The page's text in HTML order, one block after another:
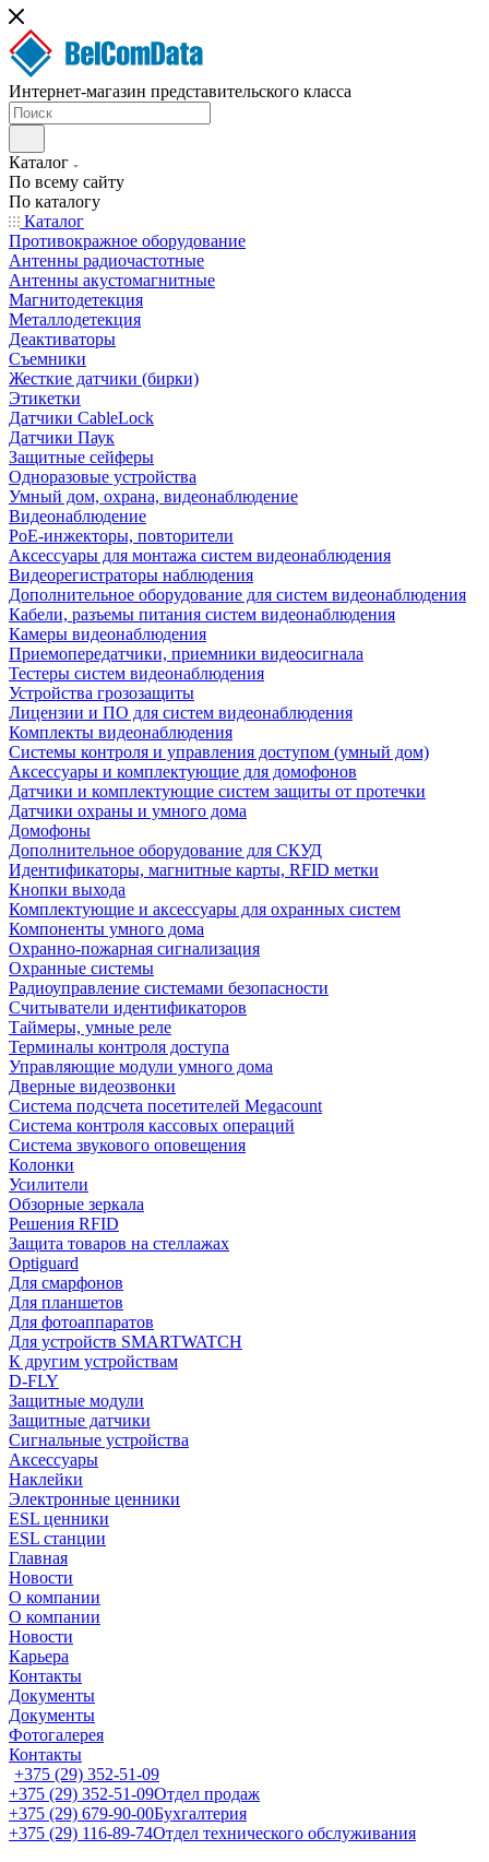
Интернет-магазин представительского класса
Каталог
По всему сайту
По каталогу
Каталог
Противокражное оборудование
Антенны радиочастотные
Антенны акустомагнитные
Магнитодетекция
Металлодетекция
Деактиваторы
Съемники
Жесткие датчики (бирки)
Этикетки
Датчики CableLock
Датчики Паук
Защитные сейферы
Одноразовые устройства
Умный дом, охрана, видеонаблюдение
Видеонаблюдение
PoE-инжекторы, повторители
Аксессуары для монтажа систем видеонаблюдения
Видеорегистраторы наблюдения
Дополнительное оборудование для систем видеонаблюдения
Кабели, разъемы питания систем видеонаблюдения
Камеры видеонаблюдения
Приемопередатчики, приемники видеосигнала
Тестеры систем видеонаблюдения
Устройства грозозащиты
Лицензии и ПО для систем видеонаблюдения
Комплекты видеонаблюдения
Системы контроля и управления доступом (умный дом)
Аксессуары и комплектующие для домофонов
Датчики и комплектующие систем защиты от протечки
Датчики охраны и умного дома
Домофоны
Дополнительное оборудование для СКУД
Идентификаторы, магнитные карты, RFID метки
Кнопки выхода
Комплектующие и аксессуары для охранных систем
Компоненты умного дома
Охранно-пожарная сигнализация
Охранные системы
Радиоуправление системами безопасности
Считыватели идентификаторов
Таймеры, умные реле
Терминалы контроля доступа
Управляющие модули умного дома
Дверные видеозвонки
Система подсчета посетителей Megacount
Система контроля кассовых операций
Система звукового оповещения
Колонки
Усилители
Обзорные зеркала
Решения RFID
Защита товаров на стеллажах
Optiguard
Для смарфонов
Для планшетов
Для фотоаппаратов
Для устройств SMARTWATCH
К другим устройствам
D-FLY
Защитные модули
Защитные датчики
Сигнальные устройства
Аксессуары
Наклейки
Электронные ценники
ESL ценники
ESL станции
Главная
Новости
О компании
О компании
Новости
Карьера
Контакты
Документы
Документы
Фотогалерея
Контакты
+375 (29) 352-51-09
+375 (29) 352-51-09Отдел продаж
+375 (29) 679-90-00Бухгалтерия
+375 (29) 116-89-74Отдел технического обслуживания